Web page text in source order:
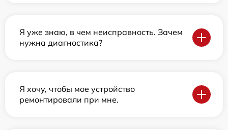
Я уже знаю, в чем неисправность. Зачем
нужна диагностика?
Я хочу, чтобы мое устройство
ремонтировали при мне.